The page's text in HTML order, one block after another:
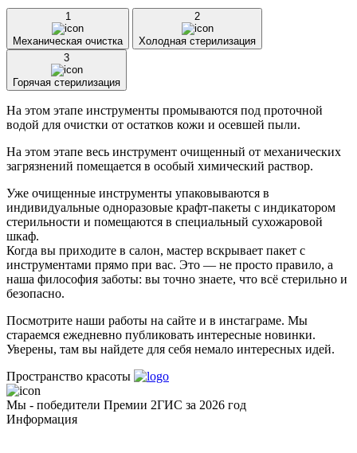
1
Механическая очистка
2
Холодная стерилизация
3
Горячая стерилизация
На этом этапе инструменты промываются под проточной
водой для очистки от остатков кожи и осевшей пыли.
На этом этапе весь инструмент очищенный от механических
загрязнений помещается в особый химический раствор.
Уже очищенные инструменты упаковываются в
индивидуальные одноразовые крафт-пакеты с индикатором
стерильности и помещаются в специальный сухожаровой
шкаф.
Когда вы приходите в салон, мастер вскрывает пакет с
инструментами прямо при вас. Это — не просто правило, а
наша философия заботы: вы точно знаете, что всё стерильно и
безопасно.
Посмотрите наши работы на сайте и в инстаграме. Мы
стараемся ежедневно публиковать интересные новинки.
Уверены, там вы найдете для себя немало интересных идей.
Пространство красоты
Мы - победители Премии 2ГИС за 2026 год
Информация